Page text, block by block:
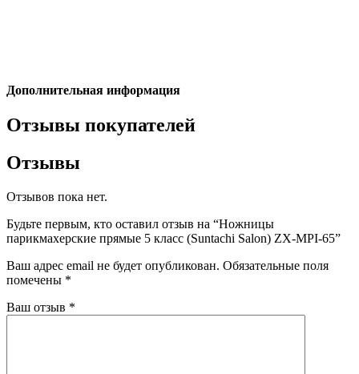
Дополнительная информация
Отзывы покупателей
Отзывы
Отзывов пока нет.
Будьте первым, кто оставил отзыв на “Ножницы
парикмахерские прямые 5 класс (Suntachi Salon) ZX-MPI-65”
Ваш адрес email не будет опубликован. Обязательные поля
помечены *
Ваш отзыв *